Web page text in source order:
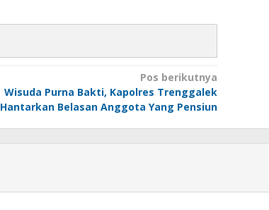
Pos berikutnya
Wisuda Purna Bakti, Kapolres Trenggalek
Hantarkan Belasan Anggota Yang Pensiun